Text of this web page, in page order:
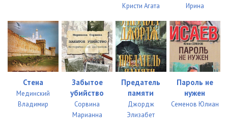
Кристи Агата
Ирина
Стена
Мединский
Владимир
Забытое
убийство
Сорвина
Марианна
Предатель
памяти
Джордж
Элизабет
Пароль не
нужен
Семенов Юлиан